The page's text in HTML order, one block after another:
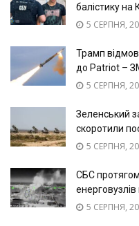
балістику на
5 СЕРПНЯ,
Трамп
до Patriot –
5 СЕРПНЯ,
Зеленський
скоротили
5 СЕРПНЯ,
СБС
5 СЕРПНЯ,